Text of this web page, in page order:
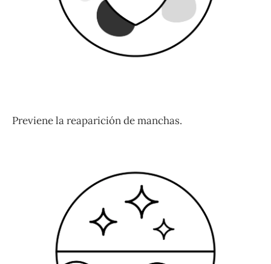
Previene la reaparición de manchas.